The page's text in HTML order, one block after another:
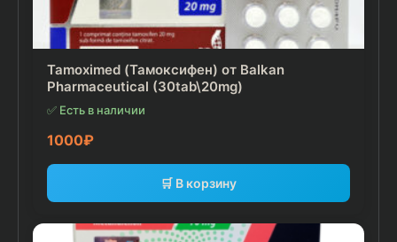
Tamoximed (Тамоксифен) от Balkan
Pharmaceutical (30tab\20mg)
✅ Есть в наличии
1000₽
🛒 В корзину